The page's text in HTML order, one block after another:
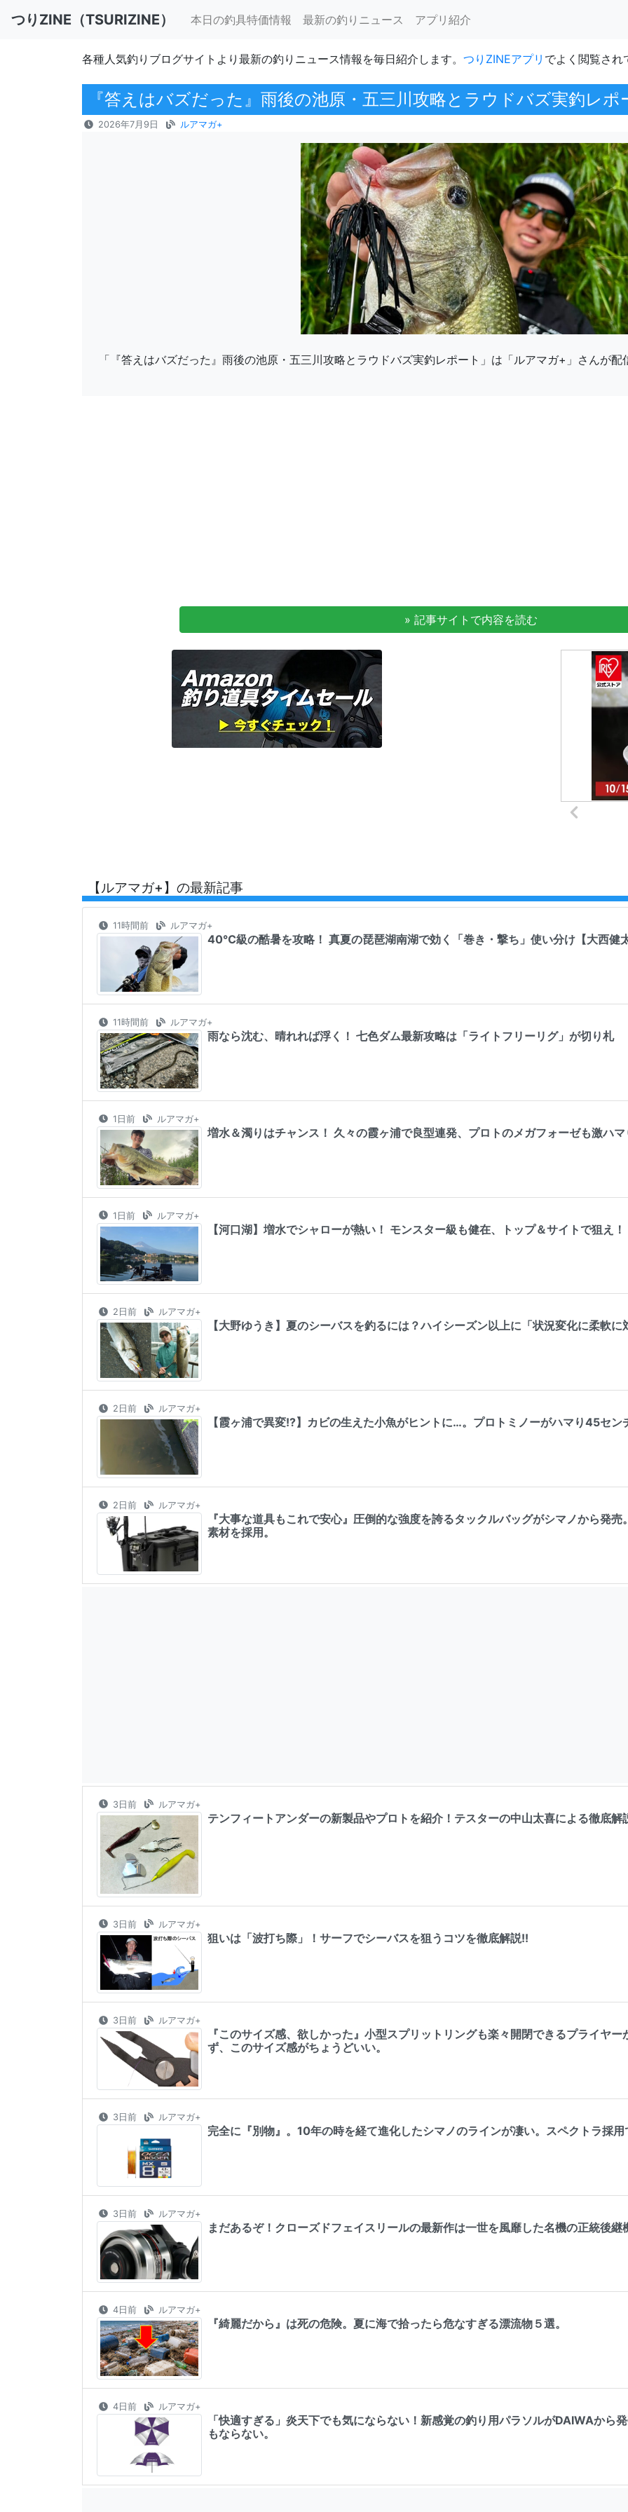
つりZINE（TSURIZINE） 本日の釣具特価情報 最新の釣りニュース アプリ紹介
各種人気釣りブログサイトより最新の釣りニュース情報を毎日紹介します。 つりZINEアプリ でよく閲覧され
『答えはバズだった』雨後の池原・五三川攻略とラウドバズ実釣レポ
2026年7月9日 ルアマガ+
「『答えはバズだった』雨後の池原・五三川攻略とラウドバズ実釣レポート」は「ルアマガ+」さんが
» 記事サイトで内容を読む
【ルアマガ+】の最新記事
11時間前 ルアマガ+
40℃級の酷暑を攻略！ 真夏の琵琶湖南湖で効く「巻き・撃ち」使い分け【大西健
11時間前 ルアマガ+
雨なら沈む、晴れれば浮く！ 七色ダム最新攻略は「ライトフリーリグ」が切り札
1日前 ルアマガ+
増水＆濁りはチャンス！ 久々の霞ヶ浦で良型連発、プロトのメガフォーゼも激ハ
1日前 ルアマガ+
【河口湖】増水でシャローが熱い！ モンスター級も健在、トップ＆サイトで狙え！
2日前 ルアマガ+
【大野ゆうき】夏のシーバスを釣るには？ハイシーズン以上に「状況変化に柔軟に
2日前 ルアマガ+
【霞ヶ浦で異変!?】カビの生えた小魚がヒントに…。プロトミノーがハマり45セ
2日前 ルアマガ+
『大事な道具もこれで安心』圧倒的な強度を誇るタックルバッグがシマノから発
素材を採用。
3日前 ルアマガ+
テンフィートアンダーの新製品やプロトを紹介！テスターの中山太喜による徹底解
3日前 ルアマガ+
狙いは「波打ち際」！サーフでシーバスを狙うコツを徹底解説!!
3日前 ルアマガ+
『このサイズ感、欲しかった』小型スプリットリングも楽々開閉できるプライヤ
ず、このサイズ感がちょうどいい。
3日前 ルアマガ+
完全に『別物』。10年の時を経て進化したシマノのラインが凄い。スペクトラ採
3日前 ルアマガ+
まだあるぞ！クローズドフェイスリールの最新作は一世を風靡した名機の正統後継
4日前 ルアマガ+
『綺麗だから』は死の危険。夏に海で拾ったら危なすぎる漂流物５選。
4日前 ルアマガ+
「快適すぎる」炎天下でも気にならない！新感覚の釣り用パラソルがDAIWAから
もならない。